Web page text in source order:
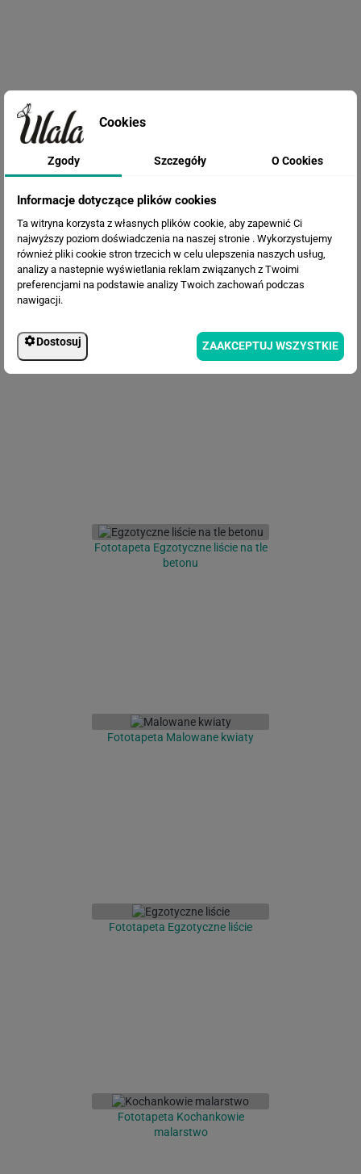
Fototapeta Kule 3D na
Fototapeta Artystyczne duże liście
Fototapeta Egzotyczne liście na tle
betonu
Fototapeta Malowane kwiaty
Fototapeta Egzotyczne liście
Fototapeta Kochankowie
malarstwo
Cookies
Zgody Szczegóły O Cookies
Informacje dotyczące plików cookies
Ta witryna korzysta z własnych plików cookie, aby zapewnić Ci
najwyższy poziom doświadczenia na naszej stronie . Wykorzystujemy
również pliki cookie stron trzecich w celu ulepszenia naszych usług,
analizy a nastepnie wyświetlania reklam związanych z Twoimi
preferencjami na podstawie analizy Twoich zachowań podczas
nawigacji.
Dostosuj ZAAKCEPTUJ WSZYSTKIE